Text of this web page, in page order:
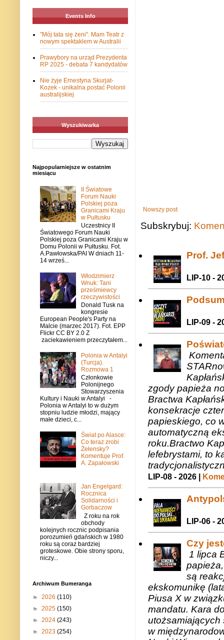
Nowszy post
Subskrybuj:
Prof.
LIP-10 -
LIP-09 -
zgody papieża
Bractwa
konsekracje
papieskiego, co
automatyczną
roku.Bractwo
lefebrystami, to
LIP-08 - 2026 |
LIP-06 -
Czy
1 lipca
są
ekskomunikę
Piusa X w
mandatu. Kara
utożsamiających
w
Events Info
"Mój tata się żeni". Mam Teatr z
nowym spektaklem w Australii
Prawybory na urząd Prezydenta
RP 2025 - debata 7 kandydatów
Nie żyje Ernestyna Skurjat-
Kozek - unikalna postać Polonii
australijskiej
Wyszukiwarka
Najpopularniejsze w ostatnim
miesiącu
II Światowe
Forum Nauki
Polskiej poza
Granicami Kraju
w Pułtusku
Uczestnicy II
Światowego Forum Nauki
Polskiej poza Granicami Kraju w
Domu Polonii w Pułtusku. Fot.
A.Pawłowska/PAI W dniach 11-
14 wrześ...
Włodzimierz
Wnuk: Tani
prześmiewcy
rzeczywistości
Donald Tusk na
kongresie
European People's Party na
Malcie (marzec 2017). Fot. EPP
Flickr CC BY 2.0 Z
zaciekawieniem przeczytałem...
Polonia w Antalyi
(Turcja).
Rozmowa 1
Członkowie
Polonijnego
Stowarzyszenia
Kultury i Nauki w Antalyi -
Polonia w Antalyi to w dużym
stopniu ludzie młodzi, mający
małe dzieci, c...
Świat po Alasce:
Co teraz zrobi
Żełensky?
Komentuje Prof.
A. Zapałowski
Jan Engelgard:
Rocznica
Solidarności i
Gorbaczow
Z roku na rok
obchody
kolejnych rocznic podpisania
porozumień gdańskich w 1980
roku są coraz bardziej
groteskowe. Obie strony sporu,
niczy...
Archiwum Bumeranga
► 2026 (110)
► 2025 (150)
► 2024 (243)
► 2023 (254)